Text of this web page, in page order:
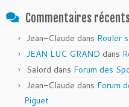
Commentaires
Jean-Claude dans Rouler
JEAN LUC GRAND dans
Salord dans Forum des
Jean-Claude dans Forum
Piguet